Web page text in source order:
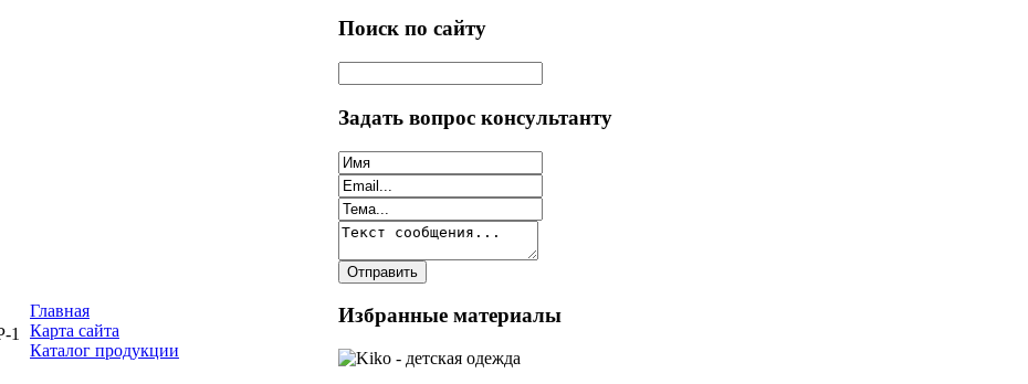
1
Главная
Карта сайта
Каталог продукции
Поиск по сайту
Задать вопрос консультанту
Избранные материалы